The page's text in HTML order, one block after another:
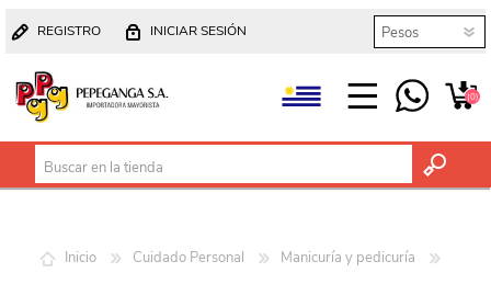
REGISTRO INICIAR SESIÓN
(0)
Inicio Cuidado Personal Manicuría y pedicuría